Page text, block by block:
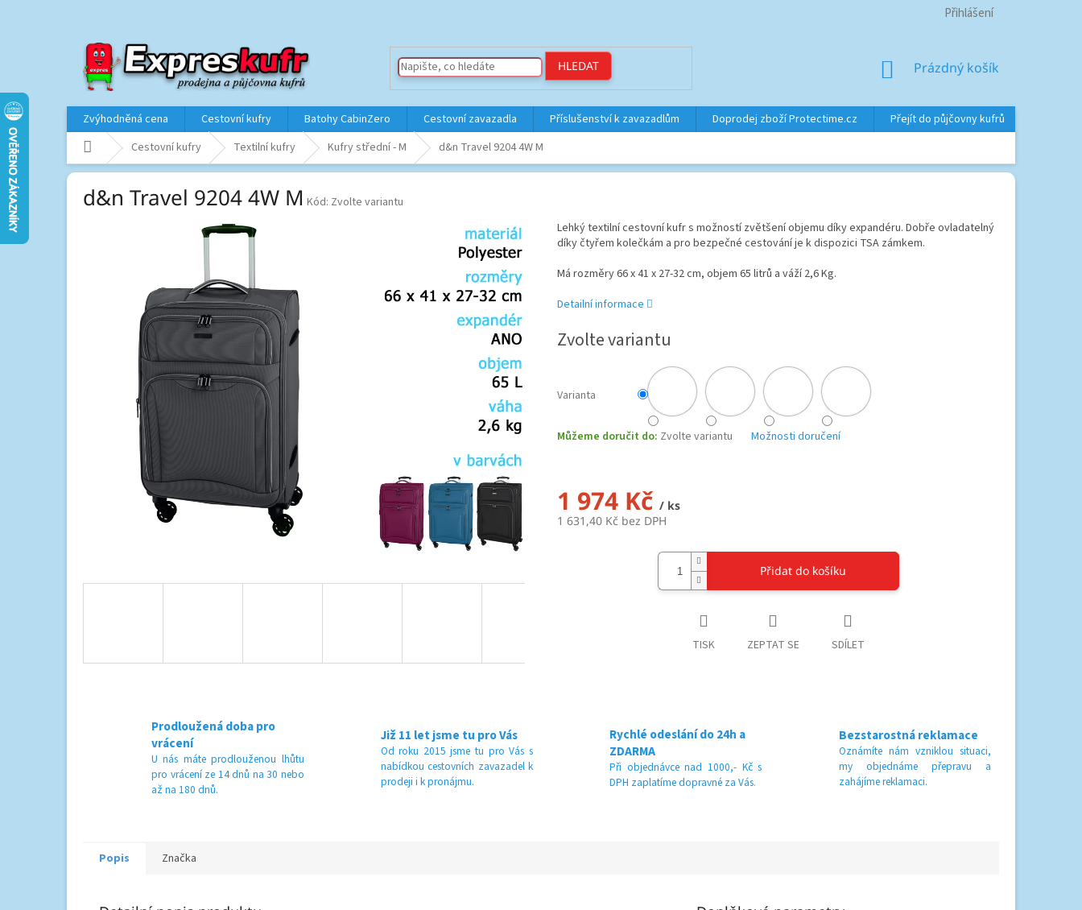
Přihlášení
HLEDAT
NÁKUPNÍ
Prázdný košík
Zvýhodněná cena Cestovní kufry Batohy CabinZero Cestovní zavazadla Příslušenství k zavazadlům Doprodej zboží Protectime.cz Přejít do půjčovny kufrů
Domů Cestovní kufry Textilní kufry Kufry střední - M d&n Travel 9204 4W M
d&n Travel 9204 4W M Kód: Zvolte variantu
1 974 Kč / ks
1 631,40 Kč bez DPH
Zvolte variantu
Varianta
Můžeme doručit do: Zvolte variantu Možnosti doručení
Přidat do košíku
Lehký textilní cestovní kufr s možností zvětšení objemu díky expandéru. Dobře ovladatelný
díky čtyřem kolečkám a pro bezpečné cestování je k dispozici TSA zámkem.
Má rozměry 66 x 41 x 27-32 cm, objem 65 litrů a váží 2,6 Kg.
Detailní informace
TISK ZEPTAT SE SDÍLET
Prodloužená doba pro
vrácení
U nás máte prodlouženou lhůtu
pro vrácení ze 14 dnů na 30 nebo
až na 180 dnů.
Již 11 let jsme tu pro Vás
Od roku 2015 jsme tu pro Vás s
nabídkou cestovních zavazadel k
prodeji i k pronájmu.
Rychlé odeslání do 24h a
ZDARMA
Při objednávce nad 1000,- Kč s
DPH zaplatíme dopravné za Vás.
Bezstarostná reklamace
Oznámíte nám vzniklou situaci,
my objednáme přepravu a
zahájíme reklamaci.
Popis Značka